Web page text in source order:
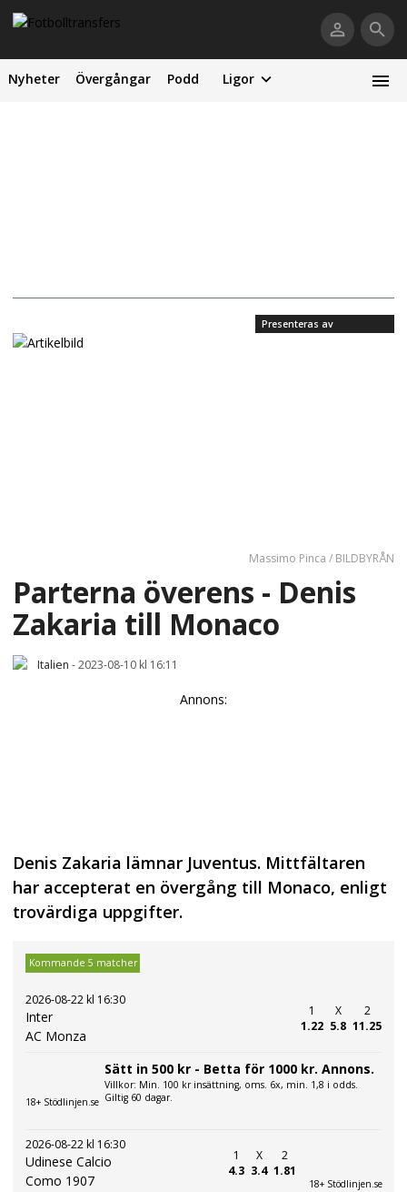
Nyheter Övergångar Podd Ligor
Presenteras av
Massimo Pinca / BILDBYRÅN
Parterna överens - Denis
Zakaria till Monaco
Italien -2023-08-10 kl 16:11
Annons:
Denis Zakaria lämnar Juventus. Mittfältaren
har accepterat en övergång till Monaco, enligt
trovärdiga uppgifter.
Kommande 5 matcher
2026-08-22 kl 16:30
Inter
AC Monza
1
1.22
X
5.8
2
11.25
18+ Stödlinjen.se
Sätt in 500 kr - Betta för 1000 kr. Annons.
Villkor: Min. 100 kr insättning, oms. 6x, min. 1,8 i odds.
Giltig 60 dagar.
2026-08-22 kl 16:30
Udinese Calcio
Como 1907
1
4.3
X
3.4
2
1.81
18+ Stödlinjen.se